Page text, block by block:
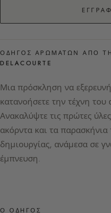
ΟΔΗΓΌΣ ΑΡΩΜΆΤΩΝ ΑΠΌ ΤΗ
DELACOURTE
Μια πρόσκληση να
κατανοήσετε την τέχνη του
Ανακαλύψτε τις πρώτες
ακόρντα και τα παρασκήνια
δημιουργίας, ανάμεσα σε
έμπνευση.
Ο ΟΔΗΓΌΣ